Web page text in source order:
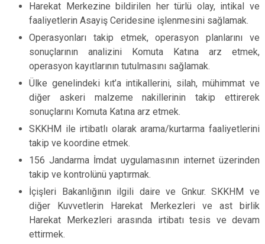
Harekat Merkezine bildirilen her türlü olay, intikal ve
faaliyetlerin Asayiş Ceridesine işlenmesini sağlamak.
Operasyonları takip etmek, operasyon planlarını ve
sonuçlarının analizini Komuta Katına arz etmek,
operasyon kayıtlarının tutulmasını sağlamak.
Ülke genelindeki kıt’a intikallerini, silah, mühimmat ve
diğer askeri malzeme nakillerinin takip ettirerek
sonuçlarını Komuta Katına arz etmek.
SKKHM ile irtibatlı olarak arama/kurtarma faaliyetlerini
takip ve koordine etmek.
156 Jandarma İmdat uygulamasının internet üzerinden
takip ve kontrolünü yaptırmak.
İçişleri Bakanlığının ilgili daire ve Gnkur. SKKHM ve
diğer Kuvvetlerin Harekat Merkezleri ve ast birlik
Harekat Merkezleri arasında irtibatı tesis ve devam
ettirmek.